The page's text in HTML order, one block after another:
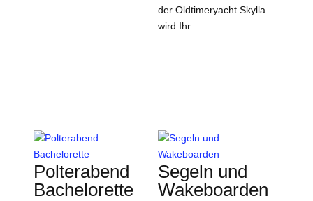
der Oldtimeryacht Skylla
wird Ihr...
Polterabend
Bachelorette
Segeln und
Wakeboarden